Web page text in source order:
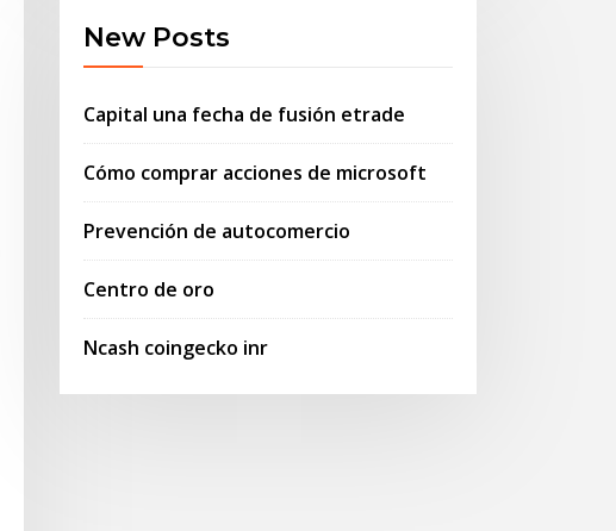
New Posts
Capital una fecha de fusión etrade
Cómo comprar acciones de microsoft
Prevención de autocomercio
Centro de oro
Ncash coingecko inr